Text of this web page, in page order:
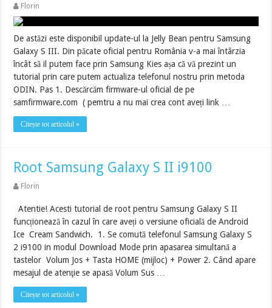
Florin
De astăzi este disponibil update-ul la Jelly Bean pentru Samsung
Galaxy S III. Din păcate oficial pentru România v-a mai întârzia
încât să il putem face prin Samsung Kies așa că vă prezint un
tutorial prin care putem actualiza telefonul nostru prin metoda
ODIN. Pas 1. Descărcăm firmware-ul oficial de pe
samfirmware.com ( pemtru a nu mai crea cont aveți link …
Citește tot articolul »
Root Samsung Galaxy S II i9100
Florin
Atentie! Acesti tutorial de root pentru Samsung Galaxy S II
funcționează în cazul în care aveți o versiune oficială de Android
Ice Cream Sandwich. 1. Se comută telefonul Samsung Galaxy S
2 i9100 in modul Download Mode prin apasarea simultană a
tastelor Volum Jos + Tasta HOME (mijloc) + Power 2. Când apare
mesajul de atenţie se apasă Volum Sus …
Citește tot articolul »